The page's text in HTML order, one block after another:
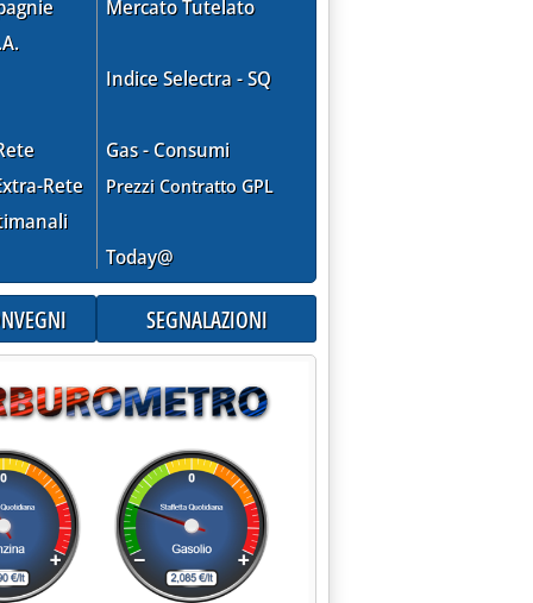
LA RAFFINERIA DI MATTEI'
- 1,9% NEI PRIMI 3 MESI'
Rete
Mercato Tutelato
Indice Selectra - SQ
Gas - Consumi
Prezzi Contratto GPL
Today@
SEGNALAZIONI